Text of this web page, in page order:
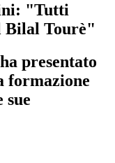
"Tutti
Bilal Tourè"
presentato
formazione
sue